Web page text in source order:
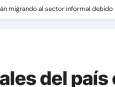
migrando al sector informal
del